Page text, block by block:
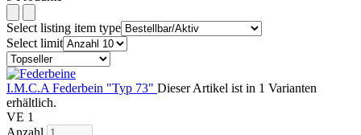
Select listing item type
Select limit
I.M.C.A Federbein "Typ 73" Dieser Artikel ist in 1 Varianten
erhältlich.
VE 1
Anzahl